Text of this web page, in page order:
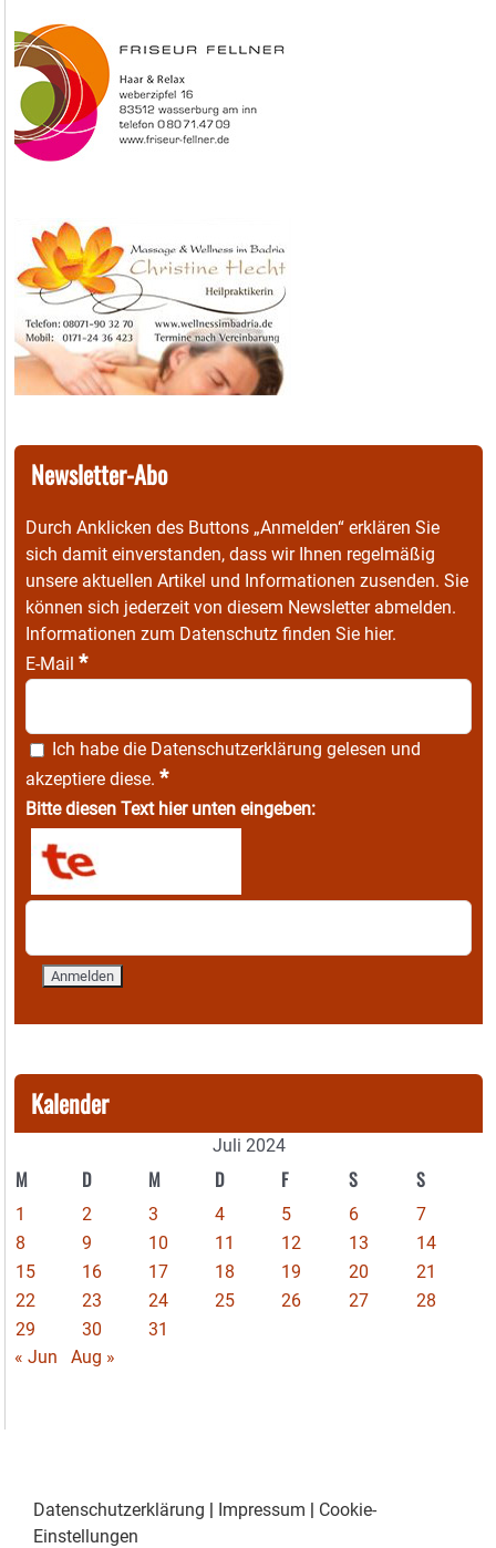
Newsletter-Abo
Durch Anklicken des Buttons „Anmelden“ erklären Sie
sich damit einverstanden, dass wir Ihnen regelmäßig
unsere aktuellen Artikel und Informationen zusenden. Sie
können sich jederzeit von diesem Newsletter abmelden.
Informationen zum Datenschutz finden Sie hier.
E-Mail *
Ich habe die Datenschutzerklärung gelesen und
akzeptiere diese. *
Bitte diesen Text hier unten eingeben:
Kalender
Juli 2024
M D M D F S S
1 2 3 4 5 6
7
8
9 10 11 12 13
14
15
16 17 18 19 20
21
22
23 24 25 26 27
28
29
30
31
« Jun
Aug »
Datenschutzerklärung Impressum
Cookie-
Einstellungen